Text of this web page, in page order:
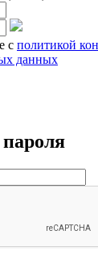
с политикой
данных